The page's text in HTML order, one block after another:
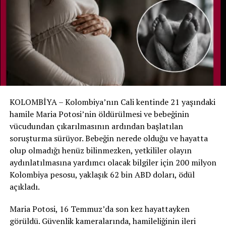
fark etti. Görevlinin anlatımına göre bebek daha sonra
öksürmeye ve nefes almaya çalışır gibi sesler çıkarmaya
başladı.
Bunun üzerine hastane ekibine hemen haber verildi.
Noah yeniden muayene edildi ve yaşam belirtilerinin
bulunduğu belirlenerek yenidoğan yoğun bakımına geri
alındı.
Aile hastaneyi suçlamıyor
Hastane, ölüm tespitinde gerekli tıbbi ve yasal
prosedürlerin uygulandığını ve mevcut bulgular ışığında
bir ihmal tespit edilmediğini açıkladı. Noah’ın annesi de
hastane personelinin oğlunu kurtarmak için yoğun çaba
gösterdiğini belirterek sağlık ekibini suçlamadıklarını
söyledi.
Noah daha sonra tedavisinin devamı için Bauru’daki São
KOLOMBİYA – Kolombiya’nın Cali kentinde 21 yaşındaki
hamile Maria Potosi’nin öldürülmesi ve bebeğinin
vücudundan çıkarılmasının ardından başlatılan
soruşturma sürüyor. Bebeğin nerede olduğu ve hayatta
olup olmadığı henüz bilinmezken, yetkililer olayın
aydınlatılmasına yardımcı olacak bilgiler için 200 milyon
Kolombiya pesosu, yaklaşık 62 bin ABD doları, ödül
açıkladı.
Maria Potosi, 16 Temmuz’da son kez hayattayken
görüldü. Güvenlik kameralarında, hamileliğinin ileri